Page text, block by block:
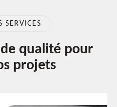
SERVICES
qualité pour
projets